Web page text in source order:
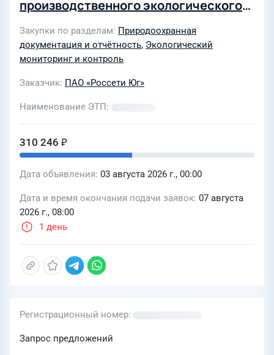
производственного экологического
негативное воздействие на
окружающую среду предприятия
филиала ПАО «Россети Юг» -
«Кубаньэнерго»
Закупки по разделам
Природоохранная
документация и отчётность, Экологический
мониторинг и контроль
Заказчик ПАО «Россети Юг»
Наименование ЭТП
310 246 ₽
Дата объявления 03 августа 2026 г., 00:00
Дата и время окончания подачи заявок 07 августа
2026 г., 08:00
1 день
Регистрационный номер
Запрос предложений